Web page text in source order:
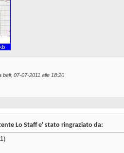
bell; 07-07-2011 alle 18:20
Lo Staff e' stato ringraziato da: